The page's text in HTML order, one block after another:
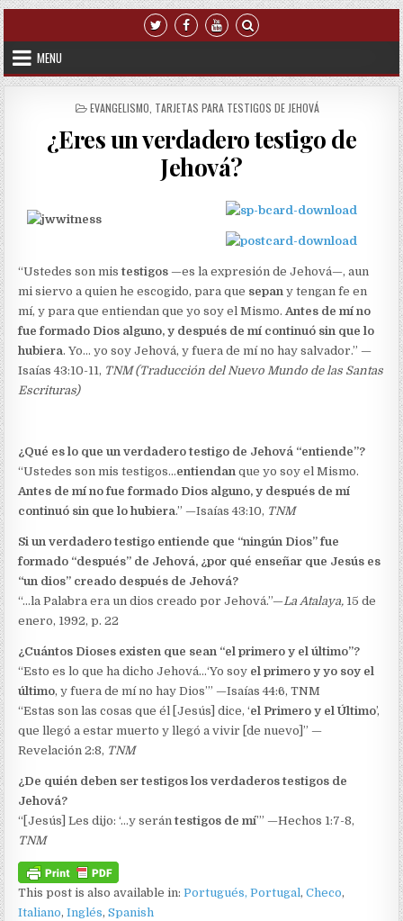
Skip to content
MENU
POSTED IN
EVANGELISMO TARJETAS PARA TESTIGOS DE JEHOVÁ
¿Eres un verdadero testigo de
Jehová?
“Ustedes son mistestigos —es la expresión de Jehová—, aun
mi siervo a quien he escogido, para que sepan y tengan fe en
mí, y para que entiendan que yo soy el Mismo.Antes de mí no
fue formado Dios alguno, y después de mí continuó sin que lo
hubiera. Yo… yo soy Jehová, y fuera de mí no hay salvador.” —
Isaías 43:10-11, TNM (Traducción del Nuevo Mundo de las Santas
Escrituras)
¿Qué es lo que un verdadero testigo de Jehová “entiende”?
“Ustedes son mis testigos…entiendan que yo soy el Mismo.
Antes de mí no fue formado Dios alguno, y después de mí
continuó sin que lo hubiera.” —Isaías 43:10, TNM
Si un verdadero testigo entiende que “ningún Dios” fue
formado “después” de Jehová, ¿por qué enseñar que Jesús es
“un dios” creado después de Jehová?
“…la Palabra era un dios creado por Jehová.”—La Atalaya, 15 de
enero, 1992, p. 22
¿Cuántos Dioses existen que sean “el primero y el último”?
“Esto es lo que ha dicho Jehová…‘Yo soy el primero y yo soy el
último, y fuera de mí no hay Dios’” —Isaías 44:6, TNM
“Estas son las cosas que él [Jesús] dice, ‘el Primero y el Último’,
que llegó a estar muerto y llegó a vivir [de nuevo]” —
Revelación 2:8, TNM
¿De quién deben ser testigos los verdaderos testigos de
Jehová?
“[Jesús] Les dijo: ‘…y serántestigos de mí’” —Hechos 1:7-8,
TNM
This post is also available in:Portugués, Portugal Checo
Italiano Inglés Spanish